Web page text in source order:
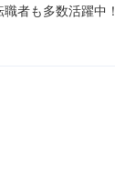
者も多数活躍中！